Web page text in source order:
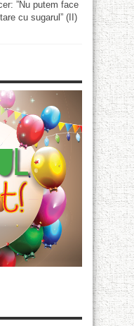
”Nu putem face
cu sugarul” (II)